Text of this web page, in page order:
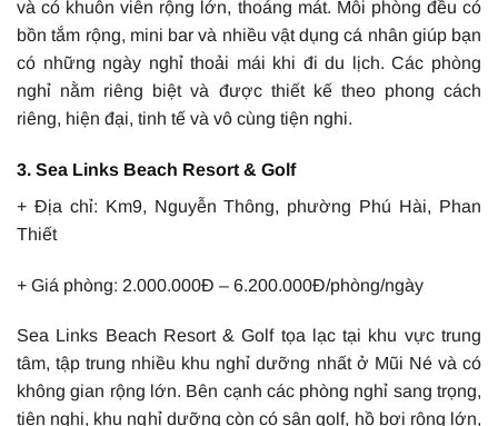
và có khuôn viên rộng lớn, thoáng mát. Mỗi phòng đều có
bồn tắm rộng, mini bar và nhiều vật dụng cá nhân giúp bạn
có những ngày nghỉ thoải mái khi đi du lịch. Các phòng
nghỉ nằm riêng biệt và được thiết kế theo phong cách
riêng, hiện đại, tinh tế và vô cùng tiện nghi.
3. Sea Links Beach Resort & Golf
+ Địa chỉ: Km9, Nguyễn Thông, phường Phú Hài, Phan
Thiết
+ Giá phòng: 2.000.000Đ – 6.200.000Đ/phòng/ngày
Sea Links Beach Resort & Golf tọa lạc tại khu vực trung
tâm, tập trung nhiều khu nghỉ dưỡng nhất ở Mũi Né và có
không gian rộng lớn. Bên cạnh các phòng nghỉ sang trọng,
tiện nghi, khu nghỉ dưỡng còn có sân golf, hồ bơi rộng lớn,